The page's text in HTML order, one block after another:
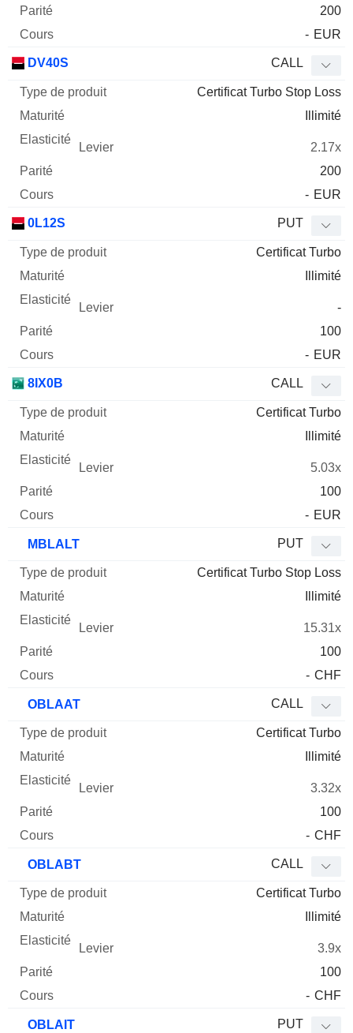
200
- EUR
DV40S CALL
Certificat Turbo Stop Loss
Illimité
2.17x
200
- EUR
0L12S PUT
Certificat Turbo
Illimité
-
100
- EUR
8IX0B CALL
Certificat Turbo
Illimité
5.03x
100
- EUR
MBLALT PUT
Certificat Turbo Stop Loss
Illimité
15.31x
100
- CHF
OBLAAT CALL
Certificat Turbo
Illimité
3.32x
100
- CHF
OBLABT CALL
Certificat Turbo
Illimité
3.9x
100
- CHF
OBLAIT PUT